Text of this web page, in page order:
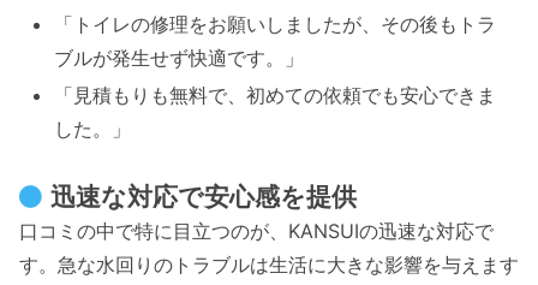
「トイレの修理をお願いしましたが、その後もトラ
ブルが発生せず快適です。」
「見積もりも無料で、初めての依頼でも安心できま
した。」
迅速な対応で安心感を提供
口コミの中で特に目立つのが、KANSUIの迅速な対応で
す。急な水回りのトラブルは生活に大きな影響を与えます